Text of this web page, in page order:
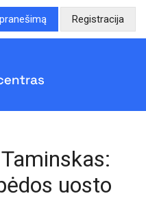
Registracija
uosto